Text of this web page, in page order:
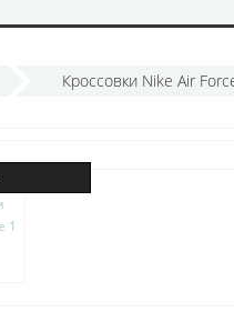
Кроссовки Nike Air